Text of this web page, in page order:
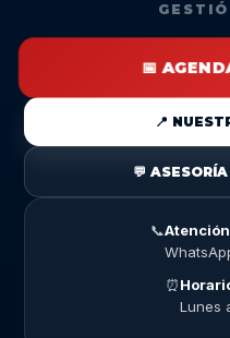
📅
📍
💬
📞
⏰
Lunes